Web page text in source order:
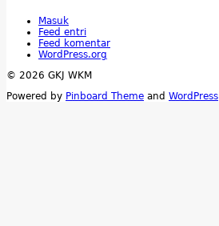
Masuk
Feed entri
Feed komentar
WordPress.org
© 2026 GKJ WKM
Powered by Pinboard Theme and WordPress